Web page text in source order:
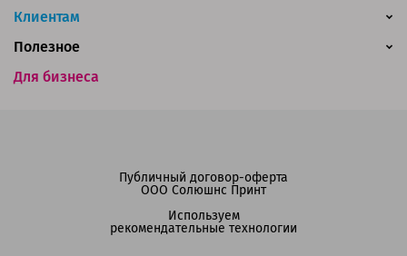
Клиентам
Для бизнеса
Полезное
Публичный договор-оферта
ООО Солюшнс Принт
Используем
рекомендательные технологии